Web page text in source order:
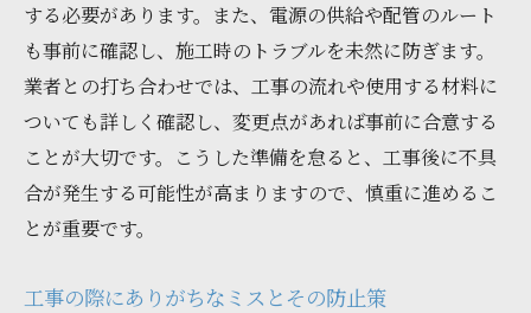
する必要があります。また、電源の供給や配管のルート
も事前に確認し、施工時のトラブルを未然に防ぎます。
業者との打ち合わせでは、工事の流れや使用する材料に
ついても詳しく確認し、変更点があれば事前に合意する
ことが大切です。こうした準備を怠ると、工事後に不具
合が発生する可能性が高まりますので、慎重に進めるこ
とが重要です。
工事の際にありがちなミスとその防止策